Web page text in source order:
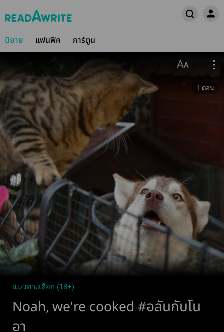
นิยาย แฟนฟิค การ์ตูน
1 ตอน
แนวทางเลือก (18+)
Noah, we're cooked #อลันกับโน
อา